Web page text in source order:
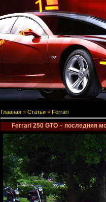
Главная » Статьи » Ferrari
Ferrari 250 GTO – последняя